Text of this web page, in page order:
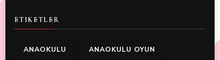
ETIKETLER
ANAOKULU ANAOKULU OYUN